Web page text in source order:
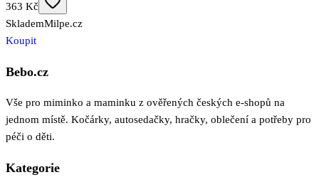
363 Kč
SklademMilpe.cz
Koupit
Bebo.cz
Vše pro miminko a maminku z ověřených českých e-shopů na
jednom místě. Kočárky, autosedačky, hračky, oblečení a potřeby pro
péči o děti.
Kategorie